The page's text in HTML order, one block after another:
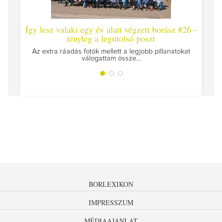
Így lesz valaki egy év alatt végzett borász #26 -
tényleg a legutolsó poszt
Az extra ráadás fotók mellett a legjobb pillanatokat
válogattam össze...
BORLEXIKON
IMPRESSZUM